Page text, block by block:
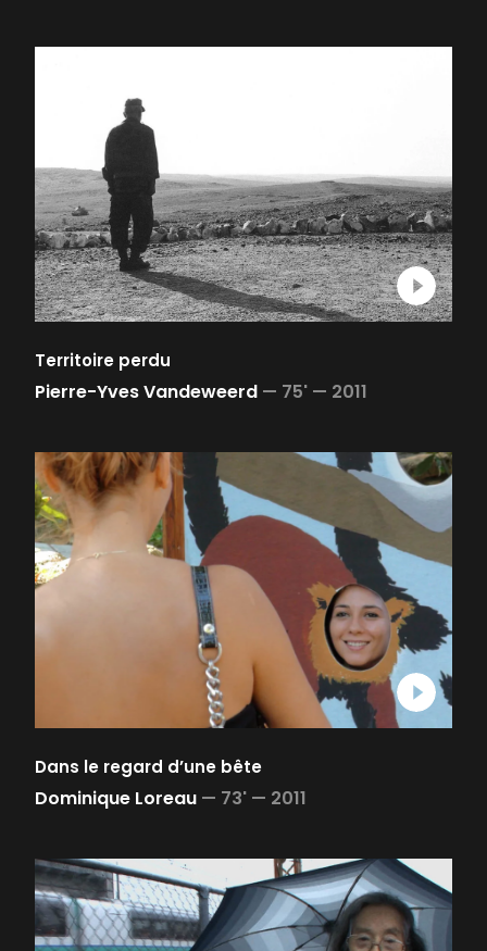
Territoire perdu
Pierre-Yves Vandeweerd — 75' — 2011
Dans le regard d’une bête
Dominique Loreau — 73' — 2011